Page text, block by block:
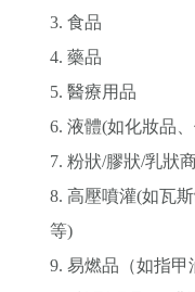
3. 食品
4. 藥品
5. 醫療用品
6. 液體(如化妝品
7. 粉狀/膠狀/乳狀
8. 高壓噴灌(如瓦
等)
9. 易燃品（如指甲